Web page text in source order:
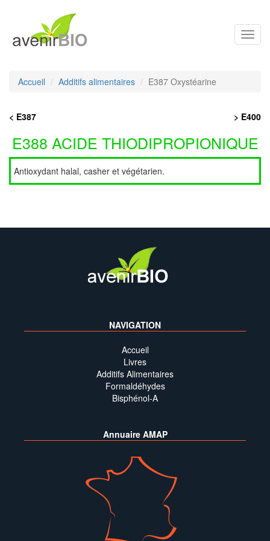
Accueil Additifs alimentaires E387 Oxystéarine
< E387 > E400
E388 ACIDE THIODIPROPIONIQUE
Antioxydant halal, casher et végétarien.
NAVIGATION
Accueil
Livres
Additifs Alimentaires
Formaldéhydes
Bisphénol-A
Annuaire AMAP